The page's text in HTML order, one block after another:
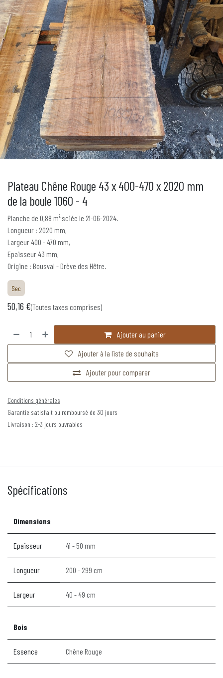
Plateau Chêne Rouge 43 x 400-470 x 2020 mm
de la boule 1060 - 4
Planche de 0,88 m² sciée le 21-06-2024.
Longueur : 2020 mm,
Largeur 400 - 470 mm,
Epaisseur 43 mm,
Origine : Bousval - Drève des Hêtre.
Sec
50,16 €(Toutes taxes comprises)
Ajouter au panier
Ajouter pour comparer
Ajouter à la liste de souhaits
Conditions générales
Garantie satisfait ou remboursé de 30 jours
Livraison : 2-3 jours ouvrables
Spécifications
Dimensions
Epaisseur 41 - 50 mm
Longueur 200 - 299 cm
Largeur 40 - 49 cm
Bois
Essence Chêne Rouge